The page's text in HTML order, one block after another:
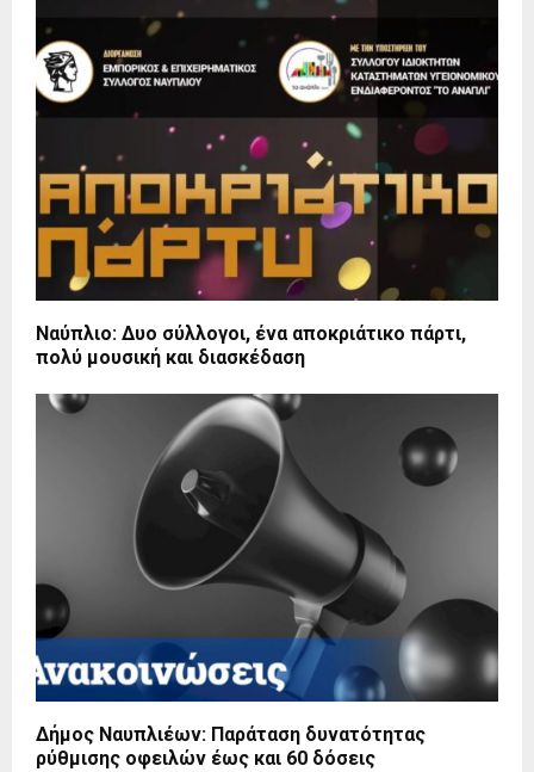
Ναύπλιο: Δυο σύλλογοι, ένα αποκριάτικο πάρτι,
πολύ μουσική και διασκέδαση
Δήμος Ναυπλιέων: Παράταση δυνατότητας
ρύθμισης οφειλών έως και 60 δόσεις